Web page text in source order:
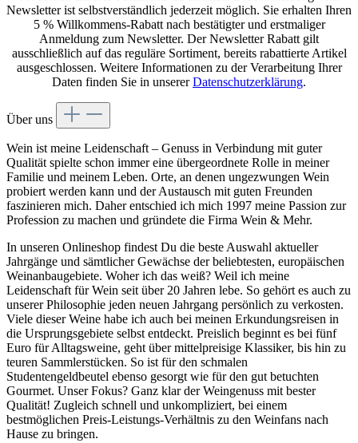
Newsletter ist selbstverständlich jederzeit möglich. Sie erhalten Ihren
5 % Willkommens-Rabatt nach bestätigter und erstmaliger
Anmeldung zum Newsletter. Der Newsletter Rabatt gilt
ausschließlich auf das reguläre Sortiment, bereits rabattierte Artikel
ausgeschlossen. Weitere Informationen zu der Verarbeitung Ihrer
Daten finden Sie in unsererDatenschutzerklärung.
Über uns
Wein ist meine Leidenschaft – Genuss in Verbindung mit guter
Qualität spielte schon immer eine übergeordnete Rolle in meiner
Familie und meinem Leben. Orte, an denen ungezwungen Wein
probiert werden kann und der Austausch mit guten Freunden
faszinieren mich. Daher entschied ich mich 1997 meine Passion zur
Profession zu machen und gründete die Firma Wein & Mehr.
In unseren Onlineshop findest Du die beste Auswahl aktueller
Jahrgänge und sämtlicher Gewächse der beliebtesten, europäischen
Weinanbaugebiete. Woher ich das weiß? Weil ich meine
Leidenschaft für Wein seit über 20 Jahren lebe. So gehört es auch zu
unserer Philosophie jeden neuen Jahrgang persönlich zu verkosten.
Viele dieser Weine habe ich auch bei meinen Erkundungsreisen in
die Ursprungsgebiete selbst entdeckt. Preislich beginnt es bei fünf
Euro für Alltagsweine, geht über mittelpreisige Klassiker, bis hin zu
teuren Sammlerstücken. So ist für den schmalen
Studentengeldbeutel ebenso gesorgt wie für den gut betuchten
Gourmet. Unser Fokus? Ganz klar der Weingenuss mit bester
Qualität! Zugleich schnell und unkompliziert, bei einem
bestmöglichen Preis-Leistungs-Verhältnis zu den Weinfans nach
Hause zu bringen.